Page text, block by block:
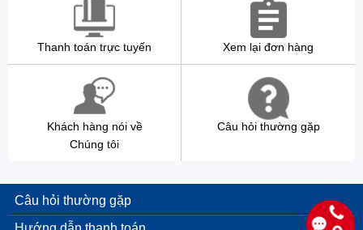
Thanh toán trực tuyến Xem lại đơn hàng
Khách hàng nói về
Chúng tôi
Câu hỏi thường gặp
Câu hỏi thường gặp